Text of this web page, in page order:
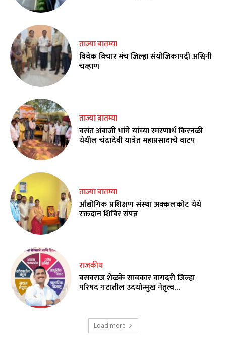
ताज्या बातम्या
विवेक विचार मंच जिल्हा संयोजिकापदी अश्विनी
चव्हाण
ताज्या बातम्या
वसंत अंबाजी भांगे यांच्या स्मरणार्थ किरनळी
येथील चंद्रादेवी यात्रेत महाप्रसादाचे वाटप
ताज्या बातम्या
औद्योगिक प्रशिक्षण संस्था अक्कलकोट येथे
रक्तदान शिबिर संपन्न
राजकीय
बसवराज शेळके सावकार वागदरी जिल्हा
परिषद गटातील उदयोन्मुख नेतृत्व…
Load more